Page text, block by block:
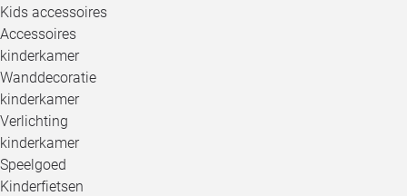
Kids accessoires
Accessoires
kinderkamer
Wanddecoratie
kinderkamer
Verlichting
kinderkamer
Speelgoed
Kinderfietsen